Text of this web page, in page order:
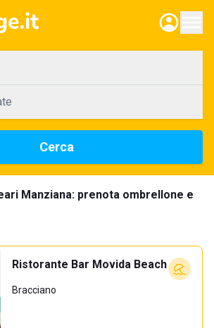
Cerca
Manziana: prenota ombrellone e
Ristorante Bar Movida Beach
Bracciano